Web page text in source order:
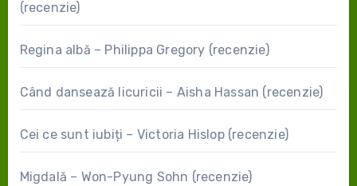
(recenzie)
Regina albă – Philippa Gregory (recenzie)
Când dansează licuricii – Aisha Hassan (recenzie)
Cei ce sunt iubiți – Victoria Hislop (recenzie)
Migdală – Won-Pyung Sohn (recenzie)